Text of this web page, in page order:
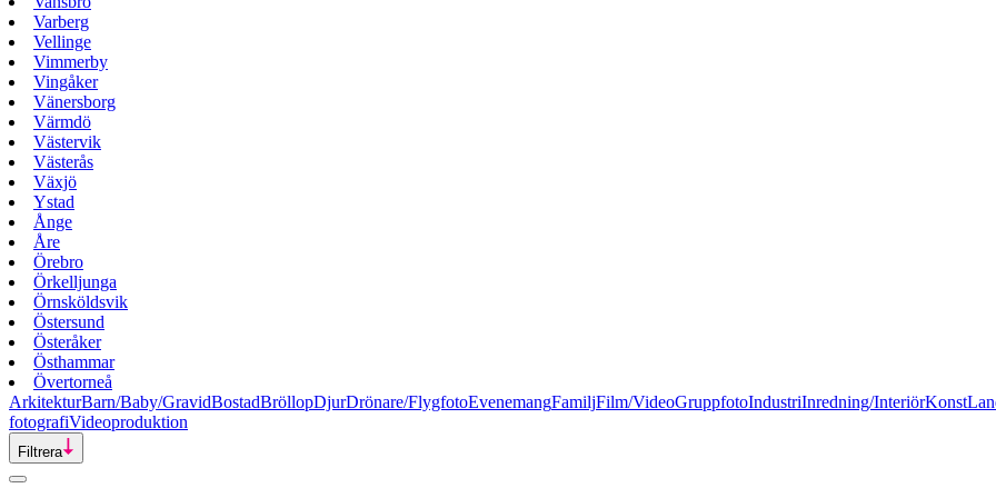
Varberg
Vellinge
Vimmerby
Vingåker
Vänersborg
Värmdö
Västervik
Västerås
Växjö
Ystad
Ånge
Åre
Örebro
Örkelljunga
Örnsköldsvik
Östersund
Österåker
Östhammar
Övertorneå
ArkitekturBarn/Baby/GravidBostadBröllopDjurDrönare/FlygfotoEvenemangFamiljFilm/VideoGruppfotoIndustriInredning/InteriörKonst
fotografiVideoproduktion
Filtrera